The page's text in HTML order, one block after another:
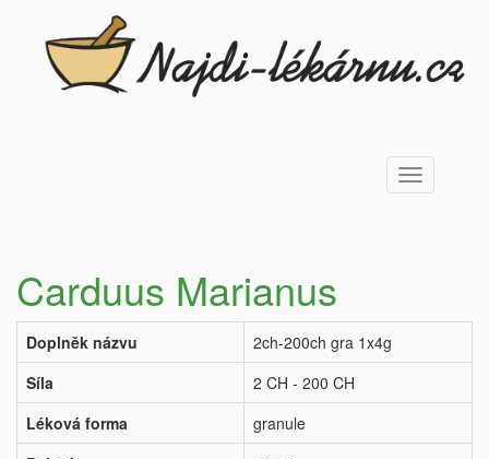
Toggle
navigation
Carduus Marianus
Doplněk názvu
2ch-200ch gra 1x4g
Síla
2 CH - 200 CH
Léková forma
granule